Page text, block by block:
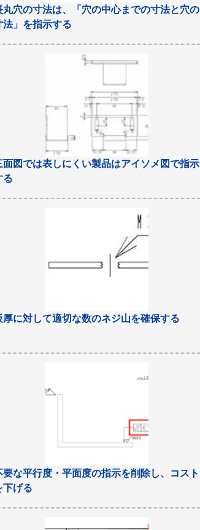
丸穴の寸法は、「穴の中心までの寸法と穴の
法」を指示する
面図では表しにくい製品はアイソメ図で指示
る
厚に対して適切な数のネジ山を確保する
要な平行度・平面度の指示を削除し、コスト
下げる